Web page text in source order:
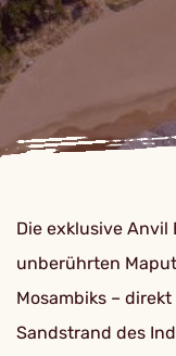
Die exklusive
unberührten
Mosambiks –
Sandstrand des